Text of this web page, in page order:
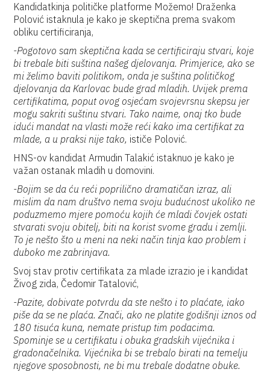
Kandidatkinja političke platforme Možemo! Draženka
Polović istaknula je kako je skeptična prema svakom
obliku certificiranja,
-Pogotovo sam skeptična kada se certificiraju stvari, koje
bi trebale biti suština našeg djelovanja. Primjerice, ako se
mi želimo baviti politikom, onda je suština političkog
djelovanja da Karlovac bude grad mladih. Uvijek prema
certifikatima, poput ovog osjećam svojevrsnu skepsu jer
mogu sakriti suštinu stvari. Tako naime, onaj tko bude
idući mandat na vlasti može reći kako ima certifikat za
mlade, a u praksi nije tako, ističe Polović.
HNS-ov kandidat Armudin Talakić istaknuo je kako je
važan ostanak mladih u domovini.
-Bojim se da ću reći poprilično dramatičan izraz, ali
mislim da nam društvo nema svoju budućnost ukoliko ne
poduzmemo mjere pomoću kojih će mladi čovjek ostati
stvarati svoju obitelj, biti na korist svome gradu i zemlji.
To je nešto što u meni na neki način tinja kao problem i
duboko me zabrinjava.
Svoj stav protiv certifikata za mlade izrazio je i kandidat
Živog zida, Čedomir Tatalović,
-Pazite, dobivate potvrdu da ste nešto i to plaćate, iako
piše da se ne plaća. Znači, ako ne platite godišnji iznos od
180 tisuća kuna, nemate pristup tim podacima.
Spominje se u certifikatu i obuka gradskih vijećnika i
gradonačelnika. Vijećnika bi se trebalo birati na temelju
njegove sposobnosti, ne bi mu trebale dodatne obuke.